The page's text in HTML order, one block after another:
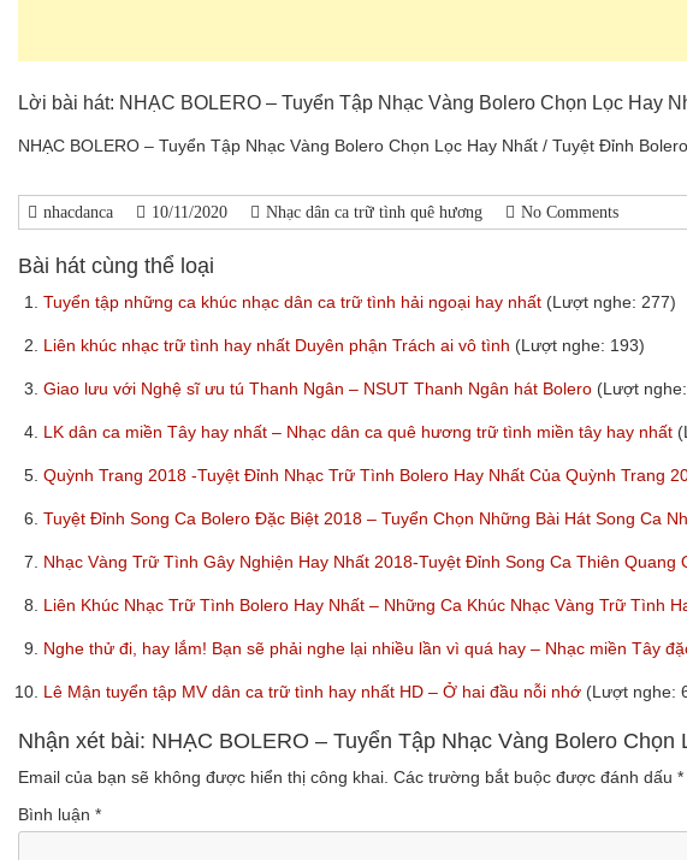
Lời bài hát: NHẠC BOLERO – Tuyển Tập Nhạc Vàng Bolero Chọn Lọc Hay
NHẠC BOLERO – Tuyển Tập Nhạc Vàng Bolero Chọn Lọc Hay Nhất / Tuyệt Đỉnh
nhacdanca 10/11/2020 Nhạc dân ca trữ tình quê hương No Comments
Bài hát cùng thể loại
1. Tuyển tập những ca khúc nhạc dân ca trữ tình hải ngoại hay nhất (Lượt nghe: 277)
2. Liên khúc nhạc trữ tình hay nhất Duyên phận Trách ai vô tình (Lượt nghe: 193)
3. Giao lưu với Nghệ sĩ ưu tú Thanh Ngân – NSUT Thanh Ngân hát Bolero (Lượt
4. LK dân ca miền Tây hay nhất – Nhạc dân ca quê hương trữ tình miền tây hay nhất
5. Quỳnh Trang 2018 -Tuyệt Đỉnh Nhạc Trữ Tình Bolero Hay Nhất Của Quỳnh Trang
6. Tuyệt Đỉnh Song Ca Bolero Đặc Biệt 2018 – Tuyển Chọn Những Bài Hát Song Ca
7. Nhạc Vàng Trữ Tình Gây Nghiện Hay Nhất 2018-Tuyệt Đỉnh Song Ca Thiên Quang
8. Liên Khúc Nhạc Trữ Tình Bolero Hay Nhất – Những Ca Khúc Nhạc Vàng Trữ Tình
9. Nghe thử đi, hay lắm! Bạn sẽ phải nghe lại nhiều lần vì quá hay – Nhạc miền Tây
10. Lê Mận tuyển tập MV dân ca trữ tình hay nhất HD – Ở hai đầu nỗi nhớ (Lượt nghe:
Nhận xét bài: NHẠC BOLERO – Tuyển Tập Nhạc Vàng Bolero
Email của bạn sẽ không được hiển thị công khai. Các trường bắt buộc được đánh dấu *
Bình luận *